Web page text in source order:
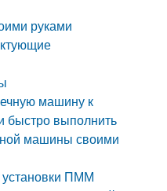
руками
машину к
быстро выполнить
машины своими
установки ПММ